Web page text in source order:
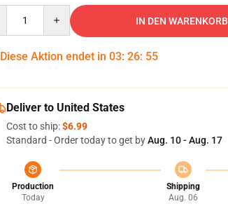
IN DEN WARENKORB
Diese Aktion endet in 03: 26: 54
Deliver to United States
Cost to ship:$6.99
Standard - Order today to get byAug. 10 - Aug. 17
Production
Today
Shipping
Aug. 06